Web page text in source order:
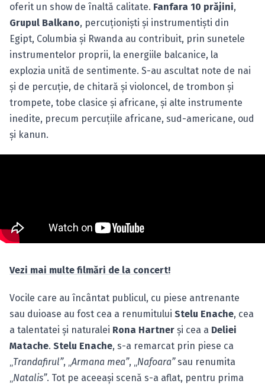
oferit un show de înaltă calitate. Fanfara 10 prăjini,
Grupul Balkano, percuţionişti şi instrumentişti din
Egipt, Columbia şi Rwanda au contribuit, prin sunetele
instrumentelor proprii, la energiile balcanice, la
explozia unită de sentimente. S-au ascultat note de nai
şi de percuţie, de chitară şi violoncel, de trombon şi
trompete, tobe clasice şi africane, şi alte instrumente
inedite, precum percuţiile africane, sud-americane, oud
şi kanun.
Vezi mai multe filmări de la concert!
Vocile care au încântat publicul, cu piese antrenante
sau duioase au fost cea a renumitului Stelu Enache, cea
a talentatei şi naturalei Rona Hartner şi cea a Deliei
Matache. Stelu Enache, s-a remarcat prin piese ca
Trandafirul”, „ Armana mea”, „ Nafoara”sau renumita
Natalis”. Tot pe aceeaşi scenă s-a aflat, pentru prima